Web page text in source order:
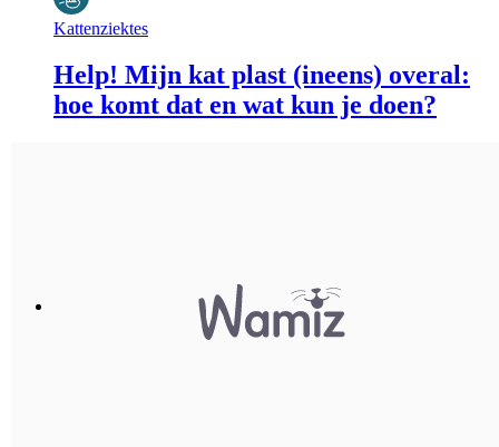
Kattenziektes
Help! Mijn kat plast (ineens) overal:
hoe komt dat en wat kun je doen?